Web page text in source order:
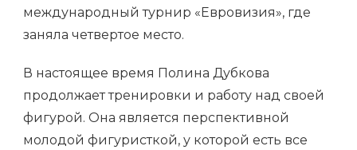
международный турнир «Евровизия», где
заняла четвертое место.
В настоящее время Полина Дубкова
продолжает тренировки и работу над своей
фигурой. Она является перспективной
молодой фигуристкой, у которой есть все